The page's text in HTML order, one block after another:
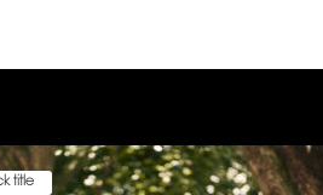
title